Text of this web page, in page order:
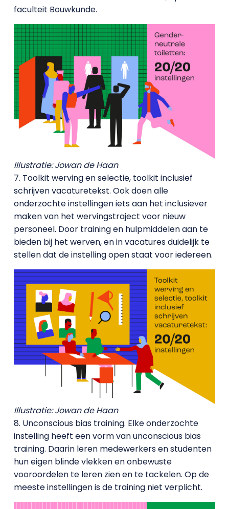
faculteit Bouwkunde.
Illustratie: Jowan de Haan
7. Toolkit werving en selectie, toolkit inclusief
schrijven vacaturetekst. Ook doen alle
onderzochte instellingen iets aan het inclusiever
maken van het wervingstraject voor nieuw
personeel. Door training en hulpmiddelen aan te
bieden bij het werven, en in vacatures duidelijk te
stellen dat de instelling open staat voor iedereen.
Illustratie: Jowan de Haan
8. Unconscious bias training. Elke onderzochte
instelling heeft een vorm van unconscious bias
training. Daarin leren medewerkers en studenten
hun eigen blinde vlekken en onbewuste
vooroordelen te leren zien en te tackelen. Op de
meeste instellingen is de training niet verplicht.